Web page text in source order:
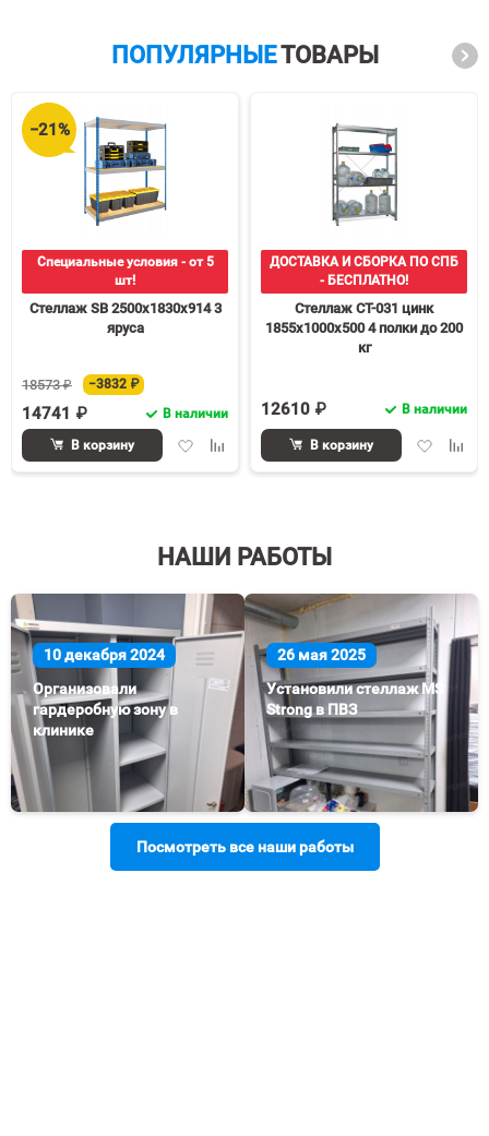
ПОПУЛЯРНЫЕТОВАРЫ
−21%
Специальные условия - от 5
шт!
Стеллаж SB 2500х1830х914 3
яруса
18573 ₽ −3832 ₽
14741 ₽ В наличии
ДобавитьДобавить
В корзину
ДОСТАВКА И СБОРКА ПО СПБ
- БЕСПЛАТНО!
Стеллаж СТ-031 цинк
1855х1000х500 4 полки до 200
кг
12610 ₽ В наличии
Добавить
В корзину
НАШИ РАБОТЫ
10 декабря 2024
Организовали
гардеробную зону в
клинике
26 мая 2025
Установили стеллаж MS
Strong в ПВЗ
Посмотреть все наши работы